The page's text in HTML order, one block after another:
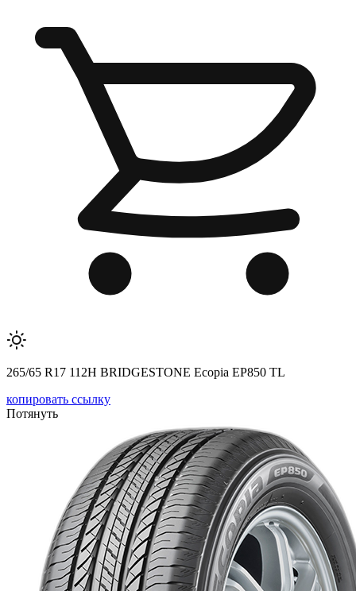
265/65 R17 112H BRIDGESTONE Ecopia EP850 TL
копировать ссылку
Потянуть